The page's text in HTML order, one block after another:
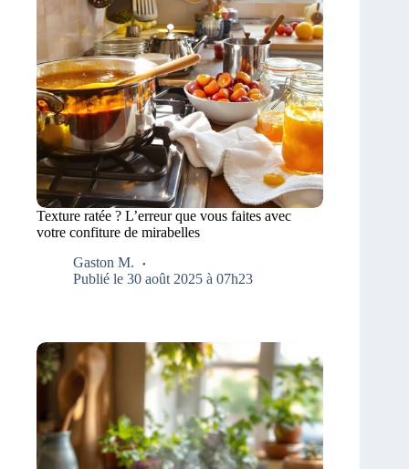
Texture ratée ? L’erreur que vous faites avec
votre confiture de mirabelles
Gaston M.
Publié le 30 août 2025 à 07h23